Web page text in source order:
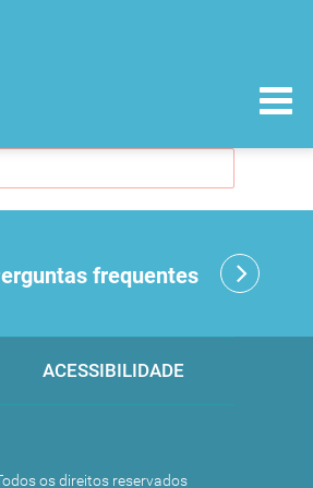
frequentes
ACESSIBILIDADE
os direitos reservados